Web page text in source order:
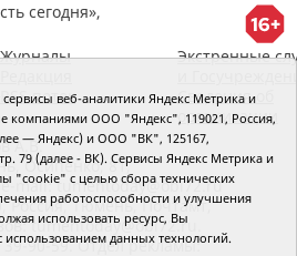
сегодня»,
Журналы
RSS поток
Экстренные
Сведения об
организации
А.В.
Осипенко, 81,
e-mail: tumentoday@obl72.ru
Россия, Тюмень, Почтамт,
tumentoday@obl72.ru.
39-90-59. Отдел рекламы:
веб-аналитики Яндекс Метрика и
компаниями ООО "Яндекс", 119021, Россия,
— Яндекс) и ООО "ВК", 125167,
79 (далее - ВК). Сервисы Яндекс Метрика и
"cookie" с целью сбора технических
работоспособности и улучшения
использовать ресурс, Вы
использованием данных технологий.